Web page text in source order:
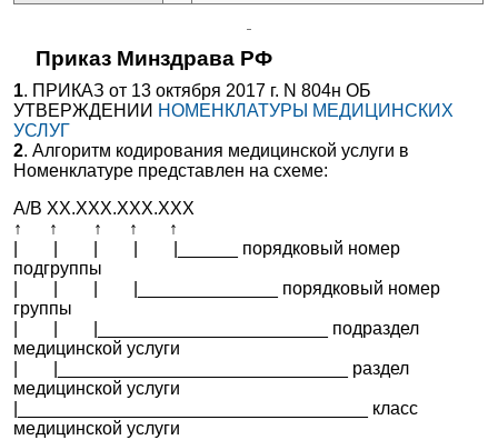
Печень и желчевыводящие пути
A12.15 Тип - другие методики исследования. Раздел -
Поджелудочная железа
✚ A12.16 Тип - другие методики исследования. Раздел -
Пищевод, желудок, двенадцатиперстная кишка
✚A12.19 Тип - другие методики исследования. Раздел -
✚
A12.20 Тип - другие методики исследования. Раздел -
Женские половые органы
✚A12.21 Тип - другие методики исследования. Раздел -
Мужские половые органы
A12.22 Тип - другие методики исследования. Раздел -
Железы внутренней секреции
A12.23 Тип - другие методики исследования. Раздел -
Центральная нервная система и головной мозг
✚A12.25 Тип - другие методики исследования. Раздел -
Приказ Минздрава РФ
1. ПРИКАЗ от 13 октября 2017 г. N 804н ОБ
УТВЕРЖДЕНИИ НОМЕНКЛАТУРЫ МЕДИЦИНСКИХ
УСЛУГ
2. Алгоритм кодирования медицинской услуги в
Номенклатуре представлен на схеме:
А/B ХХ.ХХХ.ХХХ.XXX
↑ ↑ ↑ ↑ ↑
| | | | |______ порядковый номер
подгруппы
| | | |______________ порядковый номер
группы
| | |_______________________ подраздел
медицинской услуги
| |_____________________________ раздел
медицинской услуги
|___________________________________ класс
медицинской услуги